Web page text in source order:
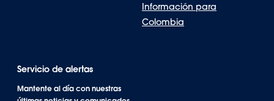
Información para
Colombia
Servicio de alertas
Mantente al día con nuestras